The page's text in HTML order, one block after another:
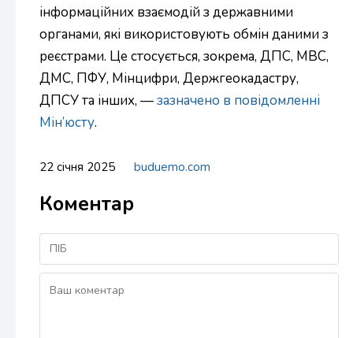
інформаційних взаємодій з державними
органами, які використовують обмін даними з
реєстрами. Це стосується, зокрема, ДПС, МВС,
ДМС, ПФУ, Мінцифри, Держгеокадастру,
ДПСУ та інших, —зазначено в повідомленні
Мін’юсту.
22 січня 2025 buduemo.com
Коментар